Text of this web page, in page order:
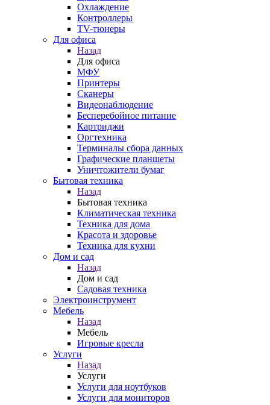
Охлаждение
Контроллеры
TV-тюнеры
Для офиса
Назад
Для офиса
МФУ
Принтеры
Сканеры
Видеонаблюдение
Бесперебойное питание
Картриджи
Оргтехника
Терминалы сбора данных
Графические планшеты
Уничтожители бумаг
Бытовая техника
Назад
Бытовая техника
Климатическая техника
Техника для дома
Красота и здоровье
Техника для кухни
Дом и сад
Назад
Дом и сад
Садовая техника
Электроинструмент
Мебель
Назад
Мебель
Игровые кресла
Услуги
Назад
Услуги
Услуги для ноутбуков
Услуги для мониторов